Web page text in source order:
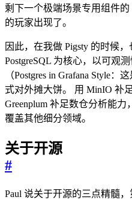
剩下一个极端场景专用组件
的玩家出现了。
因此，在我做 Pigsty 的时候
PostgreSQL 为核心，以可观
（Postgres in Grafana Style
式对外摊大饼。 用 MinIO 补
Greenplum 补足数仓分析能
覆盖其他细分领域。
关于开源
#
Paul 说关于开源的三点精髓